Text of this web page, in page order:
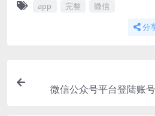
app 完整 微信
分
微信公众号平台登陆账